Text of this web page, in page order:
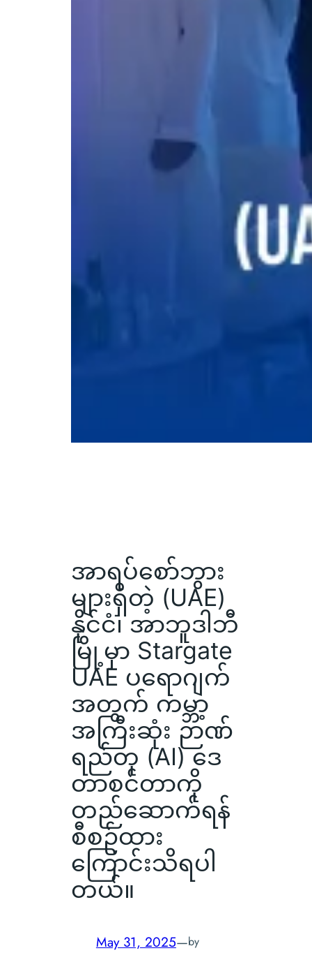
အာရပ်စော်ဘွား
များရှိတဲ့ (UAE)
နိုင်ငံ၊ အာဘူဒါဘီ
မြို့မှာ Stargate
UAE ပရောဂျက်
အတွက် ကမ္ဘာ့
အကြီးဆုံး ဉာဏ်
ရည်တု (AI) ဒေ
တာစင်တာကို
တည်ဆောက်ရန်
စီစဉ်ထား
ကြောင်းသိရပါ
တယ်။
May 31, 2025—by